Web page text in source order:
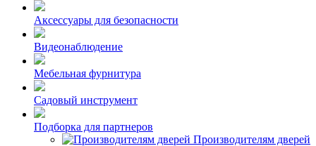
Аксессуары для безопасности
Видеонаблюдение
Мебельная фурнитура
Садовый инструмент
Подборка для партнеров
Производителям дверей